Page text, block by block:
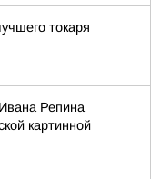
токаря
Репина
картинной